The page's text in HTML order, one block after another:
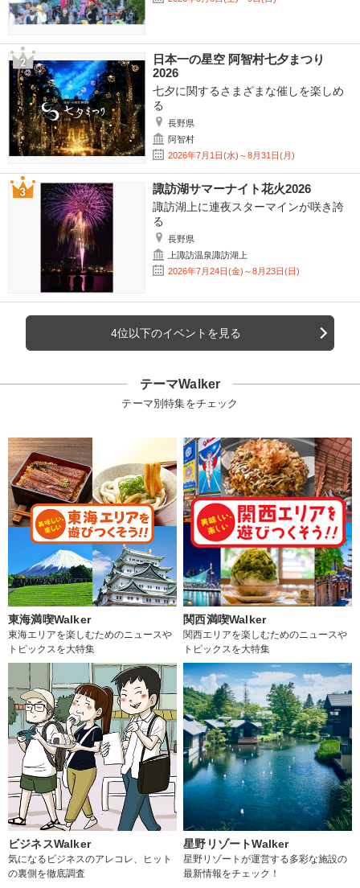
日本一の星空 阿智村七夕まつり
2026
七夕に関するさまざまな催しを楽しめ
る
長野県
阿智村
2026年7月1日(水)～8月31日(月)
諏訪湖サマーナイト花火2026
諏訪湖上に連夜スターマインが咲き誇
る
長野県
上諏訪温泉諏訪湖上
2026年7月24日(金)～8月23日(日)
4位以下のイベントを見る
テーマWalker
テーマ別特集をチェック
東海満喫Walker
東海エリアを楽しむためのニュースや
トピックスを大特集
関西満喫Walker
関西エリアを楽しむためのニュースや
トピックスを大特集
ビジネスWalker
気になるビジネスのアレコレ、ヒット
の裏側を徹底調査
星野リゾートWalker
星野リゾートが運営する多彩な施設の
最新情報をチェック！